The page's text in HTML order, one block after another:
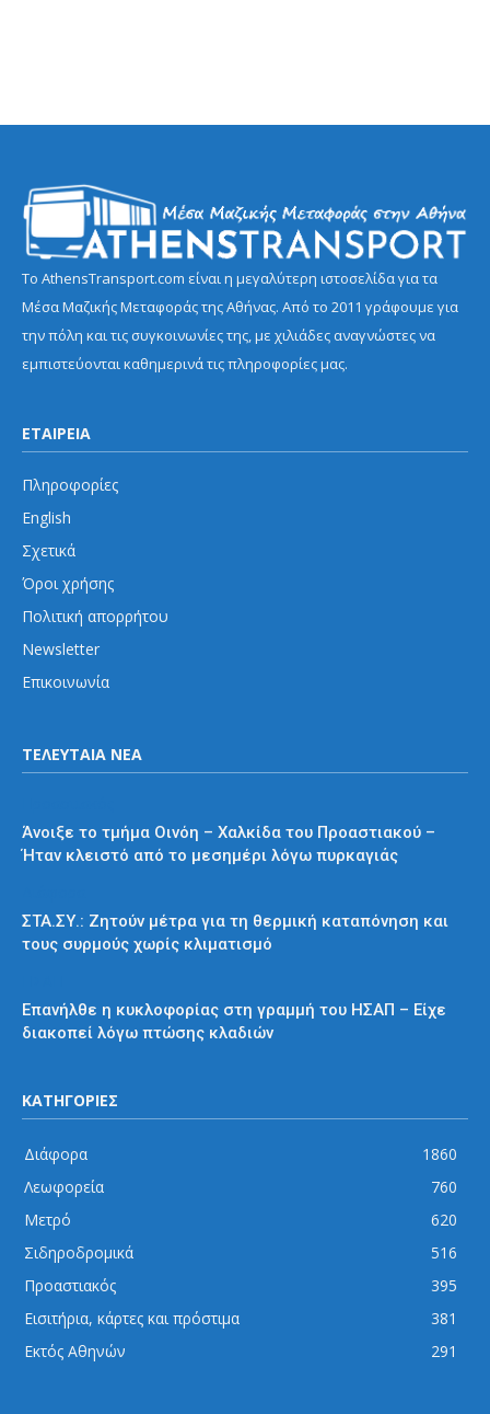
Το AthensTransport.com είναι η μεγαλύτερη ιστοσελίδα για τα
Μέσα Μαζικής Μεταφοράς της Αθήνας. Από το 2011 γράφουμε για
την πόλη και τις συγκοινωνίες της, με χιλιάδες αναγνώστες να
εμπιστεύονται καθημερινά τις πληροφορίες μας.
ΕΤΑΙΡΕΙΑ
Πληροφορίες
English
Σχετικά
Όροι χρήσης
Πολιτική απορρήτου
Newsletter
Επικοινωνία
ΤΕΛΕΥΤΑΙΑ ΝΕΑ
Άνοιξε το τμήμα Οινόη – Χαλκίδα του Προαστιακού –
Ήταν κλειστό από το μεσημέρι λόγω πυρκαγιάς
ΣΤΑ.ΣΥ.: Ζητούν μέτρα για τη θερμική καταπόνηση και
τους συρμούς χωρίς κλιματισμό
Επανήλθε η κυκλοφορίας στη γραμμή του ΗΣΑΠ – Είχε
διακοπεί λόγω πτώσης κλαδιών
ΚΑΤΗΓΟΡΙΕΣ
Διάφορα
1860
Λεωφορεία
760
Μετρό
620
Σιδηροδρομικά
516
Προαστιακός
395
Εισιτήρια, κάρτες και πρόστιμα
381
Εκτός Αθηνών
291